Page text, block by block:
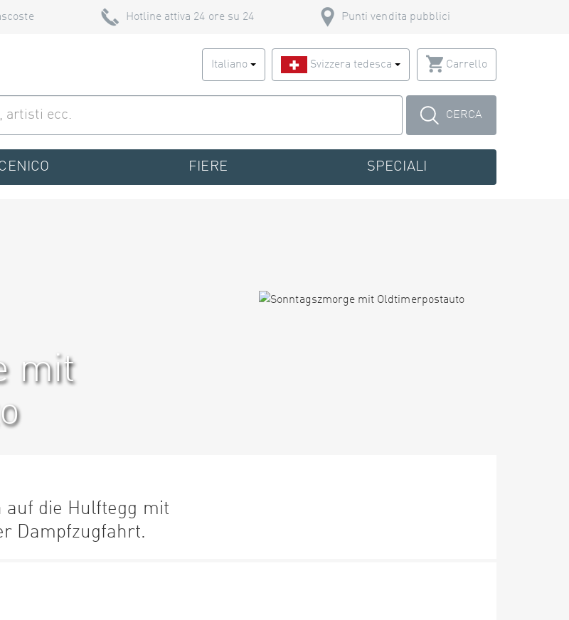
Hotline attiva 24 ore su 24 Punti vendita pubblici
Italiano Svizzera tedesca Carrello
CERCA
FIERE SPECIALI
mit
auf die Hulftegg mit
Dampfzugfahrt.